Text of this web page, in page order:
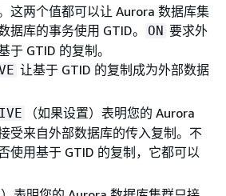
这两个值都可以让 Aurora 数据库集
据库的事务使用 GTID。
ON 要求外
于 GTID 的复制。
让基于 GTID 的复制成为外部数据
（如果设置）表明您的 Aurora
受来自外部数据库的传入复制。不
使用基于 GTID 的复制，它都可以